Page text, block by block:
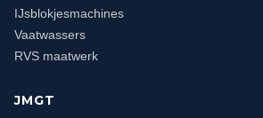
IJsblokjesmachines
Vaatwassers
RVS maatwerk
JMGT